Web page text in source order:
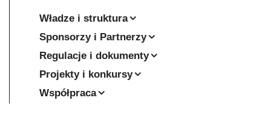
Władze i struktura
Sponsorzy i Partnerzy
Regulacje i dokumenty
Projekty i konkursy
Współpraca